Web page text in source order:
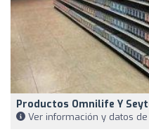
Productos Omnilife Y
Ver información y datos